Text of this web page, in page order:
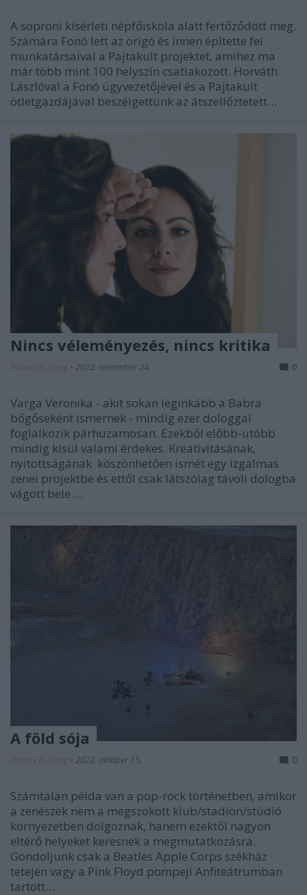
A soproni kísérleti népfőiskola alatt fertőződött meg.
Számára Fonó lett az origó és innen építette fel
munkatársaival a Pajtakult projektet, amihez ma
már több mint 100 helyszín csatlakozott. Horváth
Lászlóval a Fonó ügyvezetőjével és a Pajtakult
ötletgazdájával beszélgettünk az átszellőztetett…
Nincs véleményezés, nincs kritika
Ritmus és hang • 2022. november 24. 0
Varga Veronika - akit sokan leginkább a Babra
bőgőseként ismernek - mindig ezer dologgal
foglalkozik párhuzamosan. Ezekből előbb-utóbb
mindig kisül valami érdekes. Kreativitásának,
nyitottságának köszönhetően ismét egy izgalmas
zenei projektbe és ettől csak látszólag távoli dologba
vágott bele.…
A föld sója
Ritmus és hang • 2022. október 15. 0
Számtalan példa van a pop-rock történetben, amikor
a zenészek nem a megszokott klub/stadion/stúdió
környezetben dolgoznak, hanem ezektől nagyon
eltérő helyeket keresnek a megmutatkozásra.
Gondoljunk csak a Beatles Apple Corps székház
tetején vagy a Pink Floyd pompeji Anfiteátrumban
tartott…